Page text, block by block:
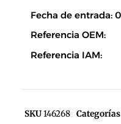
Fecha de entrada:
Referencia OEM:
Referencia IAM:
SKU146268 Categorías